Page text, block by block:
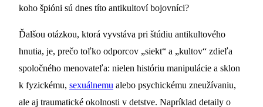
koho špióni sú dnes títo antikultoví bojovníci?
Ďalšou otázkou, ktorá vyvstáva pri štúdiu antikultového
hnutia, je, prečo toľko odporcov „siekt“ a „kultov“ zdieľa
spoločného menovateľa: nielen históriu manipulácie a sklon
k fyzickému, sexuálnemu alebo psychickému zneužívaniu,
ale aj traumatické okolnosti v detstve. Napríklad detaily o